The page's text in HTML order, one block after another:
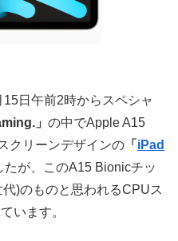
日午前2時からスペシャ
」 の中でApple A15
クリーンデザインの 「 iPad
たが、このA15 Bionicチッ
)のものと思われるCPUス
います。